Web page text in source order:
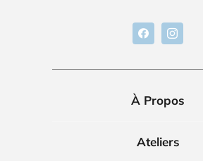
À Propos
Ateliers